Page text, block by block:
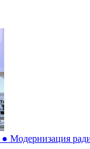
● Модернизация